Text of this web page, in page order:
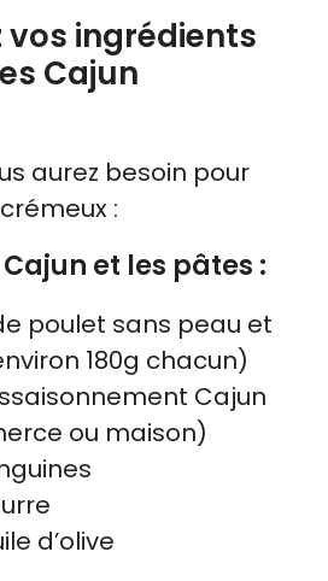
vos ingrédients
Cajun
aurez besoin pour
:
et les pâtes :
poulet sans peau et
180g chacun)
Cajun
ou maison)
d’olive